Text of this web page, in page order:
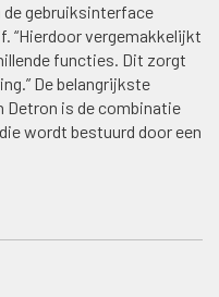
de gebruiksinterface
“Hierdoor vergemakkelijkt
functies. Dit zorgt
De belangrijkste
Detron is de combinatie
wordt bestuurd door een